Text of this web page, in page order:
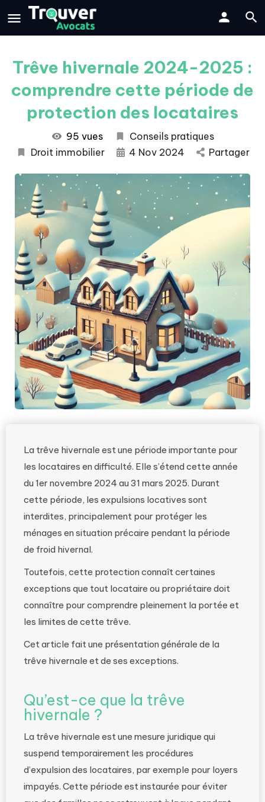
Trêve hivernale 2024-2025 :
comprendre cette période de
protection des locataires
95 vues
Conseils pratiques
Droit immobilier
4 Nov 2024 Partager
La trêve hivernale est une période importante pour
les locataires en difficulté. Elle s’étend cette année
du 1er novembre 2024 au 31 mars 2025. Durant
cette période, les expulsions locatives sont
interdites, principalement pour protéger les
ménages en situation précaire pendant la période
de froid hivernal.
Toutefois, cette protection connaît certaines
exceptions que tout locataire ou propriétaire doit
connaître pour comprendre pleinement la portée et
les limites de cette trêve.
Cet article fait une présentation générale de la
trêve hivernale et de ses exceptions.
Qu’est-ce que la trêve
hivernale ?
La trêve hivernale est une mesure juridique qui
suspend temporairement les procédures
d’expulsion des locataires, par exemple pour loyers
impayés. Cette période est instaurée pour éviter